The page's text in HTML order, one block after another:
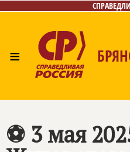
≡
⚽ 3 мая